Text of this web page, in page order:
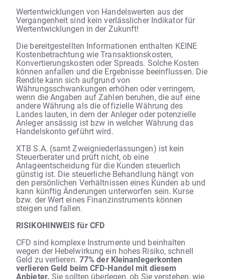
Wertentwicklungen von Handelswerten aus der
Vergangenheit sind kein verlässlicher Indikator für
Wertentwicklungen in der Zukunft!
Die bereitgestellten Informationen enthalten KEINE
Kostenbetrachtung wie Transaktionskosten,
Konvertierungskosten oder Spreads. Solche Kosten
können anfallen und die Ergebnisse beeinflussen. Die
Rendite kann sich aufgrund von
Währungsschwankungen erhöhen oder verringern,
wenn die Angaben auf Zahlen beruhen, die auf eine
andere Währung als die offizielle Währung des
Landes lauten, in dem der Anleger oder potenzielle
Anleger ansässig ist bzw in welcher Währung das
Handelskonto geführt wird.
XTB S.A. (samt Zweigniederlassungen) ist kein
Steuerberater und prüft nicht, ob eine
Anlageentscheidung für die Kunden steuerlich
günstig ist. Die steuerliche Behandlung hängt von
den persönlichen Verhältnissen eines Kunden ab und
kann künftig Änderungen unterworfen sein. Kurse
bzw. der Wert eines Finanzinstruments können
steigen und fallen.
RISIKOHINWEIS für CFD
CFD sind komplexe Instrumente und beinhalten
wegen der Hebelwirkung ein hohes Risiko, schnell
Geld zu verlieren. 77% der Kleinanlegerkonten
verlieren Geld beim CFD-Handel mit diesem
Anbieter. Sie sollten überlegen, ob Sie verstehen, wie